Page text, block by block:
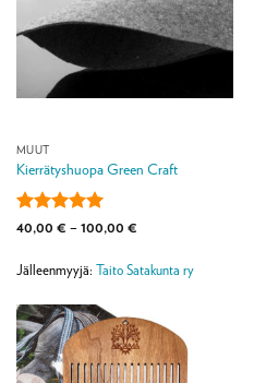
MUUT
Kierrätyshuopa Green Craft
Arvostelu
/ 5
40,00 € – 100,00 €Hintaluokka:
100,00 €
Jälleenmyyjä: Taito Satakunta ry